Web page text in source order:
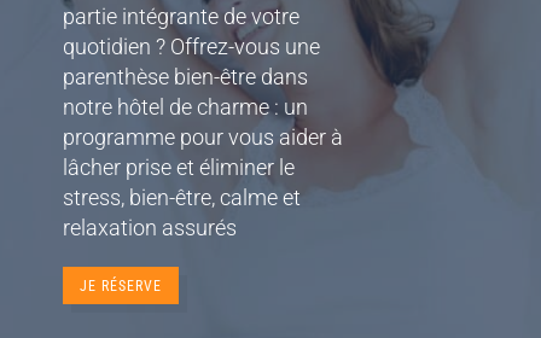
partie intégrante de votre
quotidien ? Offrez-vous une
parenthèse bien-être dans
notre hôtel de charme : un
programme pour vous aider à
lâcher prise et éliminer le
stress, bien-être, calme et
relaxation assurés
JE RÉSERVE